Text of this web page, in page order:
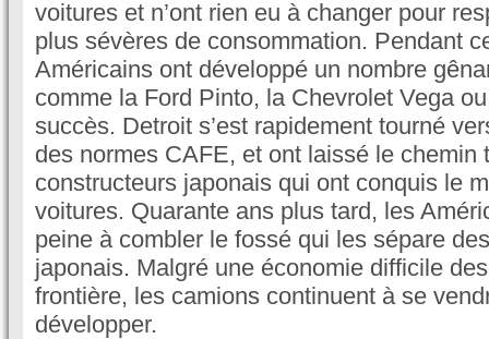
voitures et n’ont rien eu à changer pour
plus sévères de consommation. Pendant
Américains ont développé un nombre
comme la Ford Pinto, la Chevrolet Vega
succès. Detroit s’est rapidement tourné
des normes CAFE, et ont laissé le chemin
constructeurs japonais qui ont conquis le
voitures. Quarante ans plus tard, les
peine à combler le fossé qui les sépare
japonais. Malgré une économie difficile
frontière, les camions continuent à se
développer.